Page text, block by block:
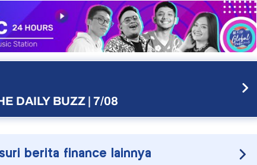
DAILY BUZZ | 7/08
berita finance lainnya